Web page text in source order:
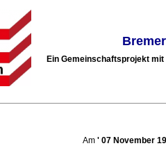
Ein Gemeinschaftsprojekt
Am ' 07 November